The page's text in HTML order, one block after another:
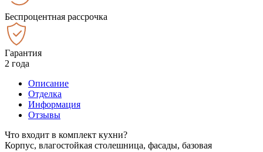
Беспроцентная рассрочка
Гарантия
2 года
Описание
Отделка
Информация
Отзывы
Что входит в комплект кухни?
Корпус, влагостойкая столешница, фасады, базовая